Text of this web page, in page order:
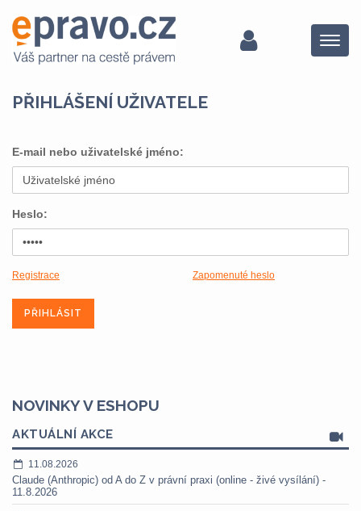
Menu
PŘIHLÁŠENÍ UŽIVATELE
E-mail nebo uživatelské jméno:
Heslo:
Registrace Zapomenuté heslo
NOVINKY V ESHOPU
AKTUÁLNÍ AKCE
11.08.2026
Claude (Anthropic) od A do Z v právní praxi (online - živé vysílání) -
11.8.2026